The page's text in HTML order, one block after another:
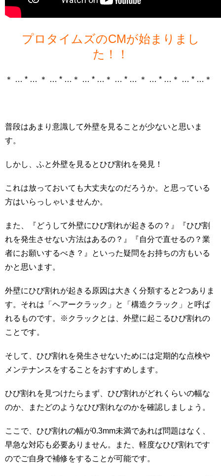
プロタイムズのCMが始まりまし
た！！
＊ … * … ＊ … * …＊ … * …＊ … * … ＊ … * …＊ … * …＊
普段はあまり意識して外壁を見ることが少ないと思いま
す。
しかし、ふと外壁を見るとひび割れを発見！
これは放っておいても大丈夫なのだろうか。と思っている
方はいらっしゃいませんか。
また、『どうして外壁にひび割れが起きるの？』『ひび割
れを発生させない方法はあるの？』『自分で直せるの？業
者にお願いするべき？』といった疑問をお持ちの方もいる
かと思います。
外壁にひび割れが起きる原因は大きく分類すると2つありま
す。それは「ヘアークラック」と「構造クラック」と呼ば
れるものです。※クラックとは、外壁に起こるひび割れの
ことです。
そして、ひび割れを発生させないためには定期的な点検や
メンテナンスをすることをおすすめします。
ひび割れを見つけたらまず、ひび割れがどれくらいの幅な
のか、またどのようなひび割れなのかを確認しましょう。
ここで、ひび割れの幅が0.3mm未満であれば問題はなく、
早急な対応も必要ありません。また、軽度なひび割れです
のでご自身で補修をすることが可能です。